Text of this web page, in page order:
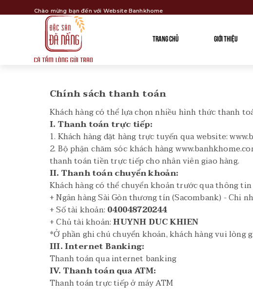
Chào mừng bạn đến với Website Banhkhome
TRANG CHỦ GIỚI THIỆU
Chính sách thanh toán
Khách hàng có thể lựa chọn nhiều hình thức thanh
I. Thanh toán trực tiếp:
1. Khách hàng đặt hàng trực tuyến qua website:
2. Bộ phận chăm sóc khách hàng
thanh toán tiền trực tiếp cho nhân viên giao hàng.
II. Thanh toán chuyển khoản:
Khách hàng có thể chuyển khoản trước qua thông tin
+ Ngân hàng Sài Gòn thương tín (Sacombank) - Chi
+ Số tài khoản: 040048720244
+ Chủ tài khoản:HUYNH DUC KHIEN
*Ở phần ghi chú chuyển khoản, khách hàng vui lòng
III. Internet Banking:
Thanh toán qua internet banking
IV. Thanh toán qua ATM:
Thanh toán trực tiếp ở máy ATM